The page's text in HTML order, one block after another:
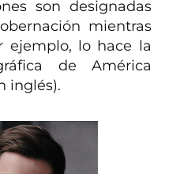
son designadas
mientras
ejemplo, lo hace la
de América
inglés).